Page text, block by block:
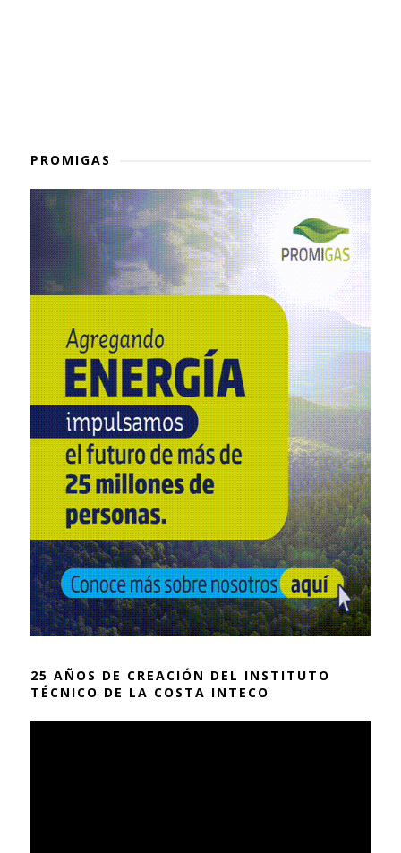
PROMIGAS
25 AÑOS DE CREACIÓN DEL INSTITUTO
TÉCNICO DE LA COSTA INTECO